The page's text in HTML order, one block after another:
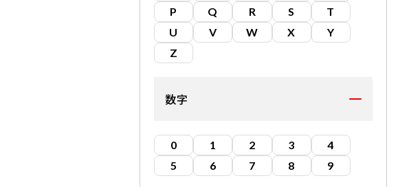
P
Q R S
T
U
V W X
Y
Z
数字
0 1 2 3
4
5
6 7 8 9